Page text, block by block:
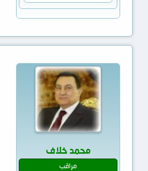
محمد خلاف
مراقب